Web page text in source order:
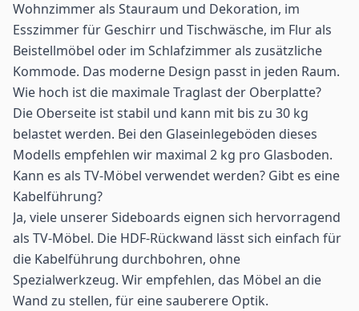
Wohnzimmer als Stauraum und Dekoration, im
Esszimmer für Geschirr und Tischwäsche, im Flur als
Beistellmöbel oder im Schlafzimmer als zusätzliche
Kommode. Das moderne Design passt in jeden Raum.
Wie hoch ist die maximale Traglast der Oberplatte?
Die Oberseite ist stabil und kann mit bis zu 30 kg
belastet werden. Bei den Glaseinlegeböden dieses
Modells empfehlen wir maximal 2 kg pro Glasboden.
Kann es als TV-Möbel verwendet werden? Gibt es eine
Kabelführung?
Ja, viele unserer Sideboards eignen sich hervorragend
als TV-Möbel. Die HDF-Rückwand lässt sich einfach für
die Kabelführung durchbohren, ohne
Spezialwerkzeug. Wir empfehlen, das Möbel an die
Wand zu stellen, für eine sauberere Optik.